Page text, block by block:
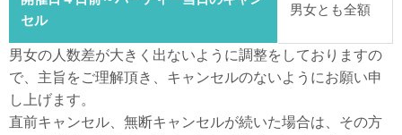
セル
男女とも全額
男女の人数差が大きく出ないように調整をしておりますの
で、主旨をご理解頂き、キャンセルのないようにお願い申
し上げます。
直前キャンセル、無断キャンセルが続いた場合は、その方